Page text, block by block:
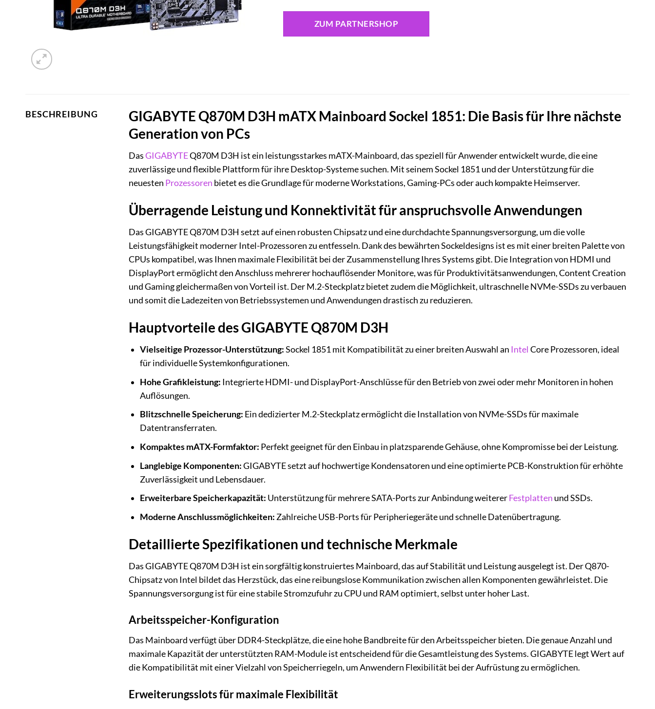
ZUM PARTNERSHOP
BESCHREIBUNG
GIGABYTE Q870M D3H mATX Mainboard Sockel 1851: Die Basis für Ihre nächste
Generation von PCs
DasGIGABYTEQ870M D3H ist ein leistungsstarkes mATX-Mainboard, das speziell für Anwender entwickelt wurde, die eine
zuverlässige und flexible Plattform für ihre Desktop-Systeme suchen. Mit seinem Sockel 1851 und der Unterstützung für die
neuesten Prozessoren bietet es die Grundlage für moderne Workstations, Gaming-PCs oder auch kompakte Heimserver.
Überragende Leistung und Konnektivität für anspruchsvolle Anwendungen
Das GIGABYTE Q870M D3H setzt auf einen robusten Chipsatz und eine durchdachte Spannungsversorgung, um die volle
Leistungsfähigkeit moderner Intel-Prozessoren zu entfesseln. Dank des bewährten Sockeldesigns ist es mit einer breiten Palette von
CPUs kompatibel, was Ihnen maximale Flexibilität bei der Zusammenstellung Ihres Systems gibt. Die Integration von HDMI und
DisplayPort ermöglicht den Anschluss mehrerer hochauflösender Monitore, was für Produktivitätsanwendungen, Content Creation
und Gaming gleichermaßen von Vorteil ist. Der M.2-Steckplatz bietet zudem die Möglichkeit, ultraschnelle NVMe-SSDs zu verbauen
und somit die Ladezeiten von Betriebssystemen und Anwendungen drastisch zu reduzieren.
Hauptvorteile des GIGABYTE Q870M D3H
Vielseitige Prozessor-Unterstützung:Sockel 1851 mit Kompatibilität zu einer breiten Auswahl an Intel Core Prozessoren, ideal
für individuelle Systemkonfigurationen.
Hohe Grafikleistung: Integrierte HDMI- und DisplayPort-Anschlüsse für den Betrieb von zwei oder mehr Monitoren in hohen
Auflösungen.
Blitzschnelle Speicherung: Ein dedizierter M.2-Steckplatz ermöglicht die Installation von NVMe-SSDs für maximale
Datentransferraten.
Kompaktes mATX-Formfaktor: Perfekt geeignet für den Einbau in platzsparende Gehäuse, ohne Kompromisse bei der Leistung.
Langlebige Komponenten:GIGABYTE setzt auf hochwertige Kondensatoren und eine optimierte PCB-Konstruktion für erhöhte
Zuverlässigkeit und Lebensdauer.
Erweiterbare Speicherkapazität: Unterstützung für mehrere SATA-Ports zur Anbindung weitererFestplatten und SSDs.
Moderne Anschlussmöglichkeiten: Zahlreiche USB-Ports für Peripheriegeräte und schnelle Datenübertragung.
Detaillierte Spezifikationen und technische Merkmale
Das GIGABYTE Q870M D3H ist ein sorgfältig konstruiertes Mainboard, das auf Stabilität und Leistung ausgelegt ist. Der Q870-
Chipsatz von Intel bildet das Herzstück, das eine reibungslose Kommunikation zwischen allen Komponenten gewährleistet. Die
Spannungsversorgung ist für eine stabile Stromzufuhr zu CPU und RAM optimiert, selbst unter hoher Last.
Arbeitsspeicher-Konfiguration
Das Mainboard verfügt über DDR4-Steckplätze, die eine hohe Bandbreite für den Arbeitsspeicher bieten. Die genaue Anzahl und
maximale Kapazität der unterstützten RAM-Module ist entscheidend für die Gesamtleistung des Systems. GIGABYTE legt Wert auf
die Kompatibilität mit einer Vielzahl von Speicherriegeln, um Anwendern Flexibilität bei der Aufrüstung zu ermöglichen.
Erweiterungsslots für maximale Flexibilität